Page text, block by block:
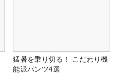
猛暑を乗り切る！ こだわり機
能派パンツ4選